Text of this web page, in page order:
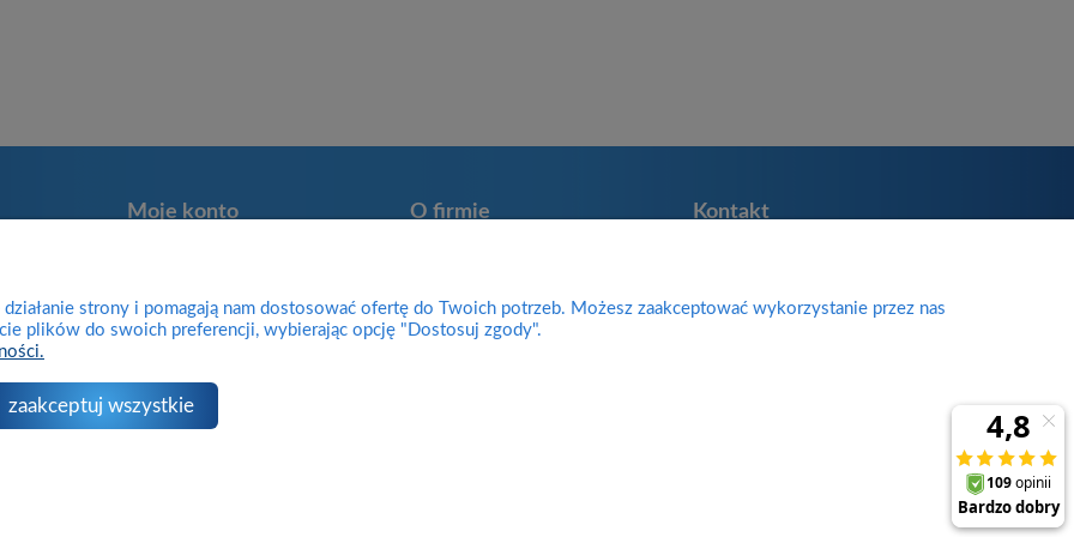
Moje konto
Przechowalnia
O firmie
Zwroty
Kontakt
98-200 Sieradz
strony i pomagają nam dostosować ofertę do Twoich potrzeb. Możesz zaakceptować wykorzystanie przez nas
plików do swoich preferencji, wybierając opcję "Dostosuj zgody".
zaakceptuj wszystkie